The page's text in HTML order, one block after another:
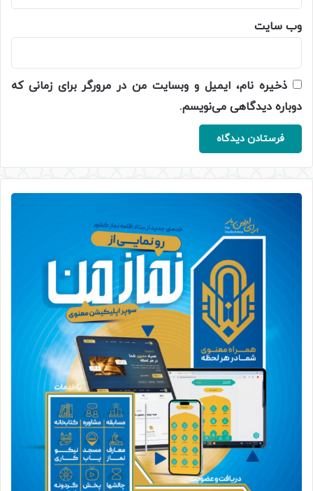
وب‌ سایت
ذخیره نام، ایمیل و وبسایت من در مرورگر برای زمانی که
دوباره دیدگاهی می‌نویسم.